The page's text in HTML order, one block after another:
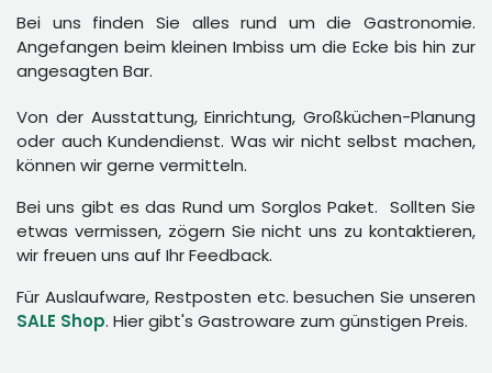
Bei uns finden Sie alles rund um die Gastronomie.
Angefangen beim kleinen Imbiss um die Ecke bis hin zur
angesagten Bar.
Von der Ausstattung, Einrichtung, Großküchen-Planung
oder auch Kundendienst. Was wir nicht selbst machen,
können wir gerne vermitteln.
Bei uns gibt es das Rund um Sorglos Paket. Sollten Sie
etwas vermissen, zögern Sie nicht uns zu kontaktieren,
wir freuen uns auf Ihr Feedback.
Für Auslaufware, Restposten etc. besuchen Sie unseren
SALE Shop. Hier gibt's Gastroware zum günstigen Preis.